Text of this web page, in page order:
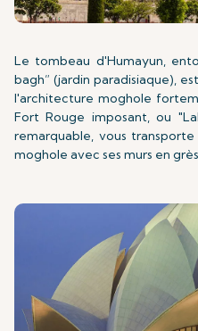
Le tombeau d'Humayun,
bagh” (jardin paradisiaque),
l'architecture moghole
Fort Rouge imposant, ou
remarquable, vous
moghole avec ses murs en